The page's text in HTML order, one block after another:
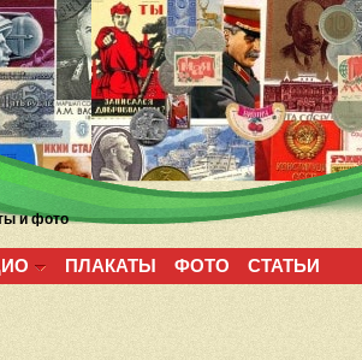
и фото
ПЛАКАТЫ ФОТО СТАТЬИ